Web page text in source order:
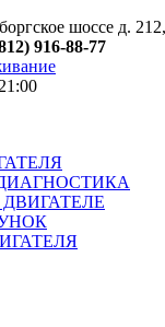
шоссе д.
916-88-77